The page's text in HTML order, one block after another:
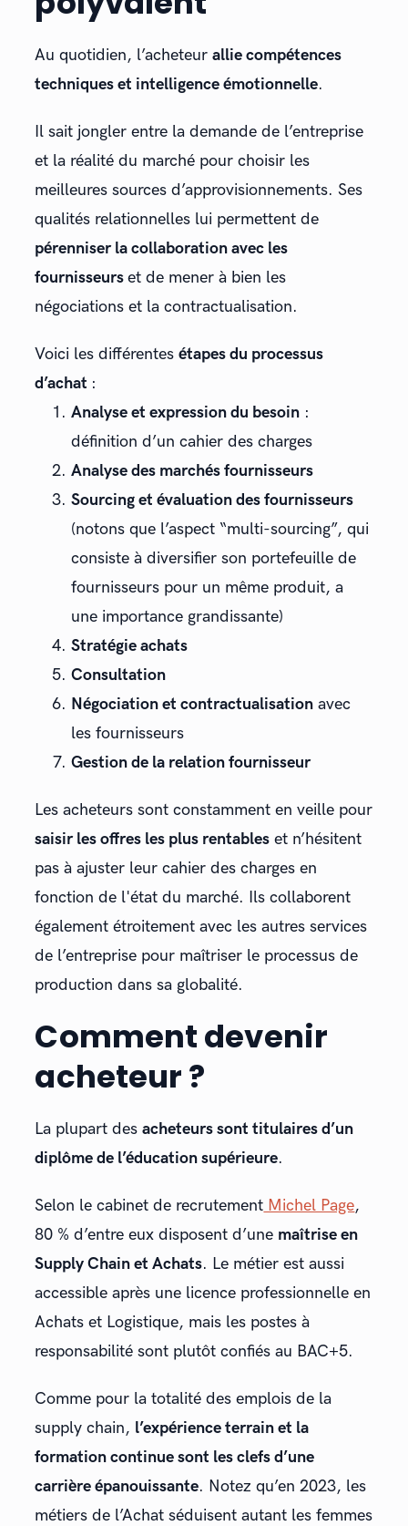
Au quotidien, l’acheteurallie compétences
techniques et intelligence émotionnelle.
Il sait jongler entre la demande de l’entreprise
et la réalité du marché pour choisir les
meilleures sources d’approvisionnements. Ses
qualités relationnelles lui permettent de
pérenniser la collaboration avec les
fournisseurset de mener à bien les
négociations et la contractualisation.
Voici les différentesétapes du processus
d’achat :
Analyse et expression du besoin :
définition d’un cahier des charges
Analyse des marchés fournisseurs
Sourcing et évaluation des fournisseurs
(notons que l’aspect “multi-sourcing”, qui
consiste à diversifier son portefeuille de
fournisseurs pour un même produit, a
une importance grandissante)
Stratégie achats
Consultation
Négociation et contractualisation avec
les fournisseurs
Gestion de la relation fournisseur
Les acheteurs sont constamment en veille pour
saisir les offres les plus rentables et n’hésitent
pas à ajuster leur cahier des charges en
fonction de l'état du marché. Ils collaborent
également étroitement avec les autres services
de l’entreprise pour maîtriser le processus de
production dans sa globalité.
Comment devenir
acheteur ?
La plupart desacheteurs sont titulaires d’un
diplôme de l’éducation supérieure.
Selon le cabinet de recrutement Michel Page,
80 % d’entre eux disposent d’une maîtrise en
Supply Chain et Achats. Le métier est aussi
accessible après une licence professionnelle en
Achats et Logistique, mais les postes à
responsabilité sont plutôt confiés au BAC+5.
Comme pour la totalité des emplois de la
supply chain, l’expérience terrain et la
formation continue sont les clefs d’une
carrière épanouissante. Notez qu’en 2023, les
métiers de l’Achat séduisent autant les femmes